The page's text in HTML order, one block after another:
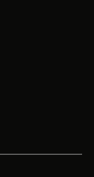
a new tab
tab